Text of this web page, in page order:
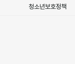
청소년보호정책